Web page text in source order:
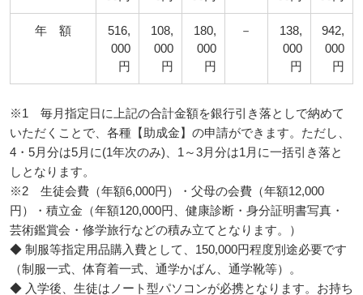
年 額
516,
000
円
108,
000
円
180,
000
円
－
138,
000
円
942,
000
円
※1 毎月指定日に上記の合計金額を銀行引き落としで納めて
いただくことで、各種【助成金】の申請ができます。ただし、
4・5月分は5月に(1年次のみ)、1～3月分は1月に一括引き落と
しとなります。
※2 生徒会費（年額6,000円）・父母の会費（年額12,000
円）・積立金（年額120,000円、健康診断・身分証明書写真・
芸術鑑賞会・修学旅行などの積み立てとなります。）
◆ 制服等指定用品購入費として、150,000円程度別途必要です
（制服一式、体育着一式、通学かばん、通学靴等）。
◆ 入学後、生徒はノート型パソコンが必携となります。お持ち